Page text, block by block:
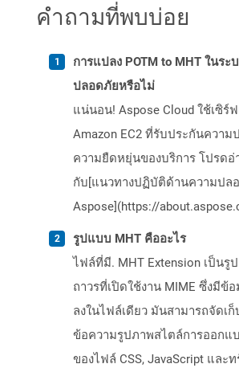
คำถามที่พบบ่อย
การแปลง POTM to MHT ในระ
ปลอดภัยหรือไม่
แน่นอน! Aspose Cloud ใช้เซิร์
Amazon EC2 ที่รับประกันควา
ความยืดหยุ่นของบริการ โปรดอ่
กับ[แนวทางปฏิบัติด้านความปล
Aspose](https://
รูปแบบ MHT คืออะไร
ไฟล์ที่มี. MHT Extension เป็นรู
ถาวรที่เปิดใช้งาน MIME ซึ่งมีข้
ลงในไฟล์เดียว มันสามารถจัดเ
ข้อความรูปภาพสไตล์การออกแ
ของไฟล์ CSS, JavaScript และ